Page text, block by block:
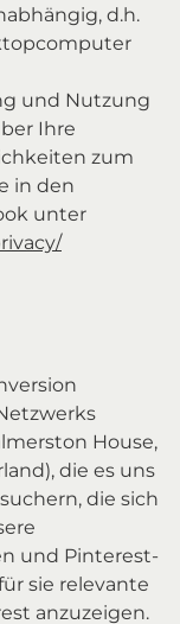
d.h.
und Nutzung
Ihre
zum
in den
unter
House,
die es uns
die sich
und Pinterest-
sie relevante
anzuzeigen.